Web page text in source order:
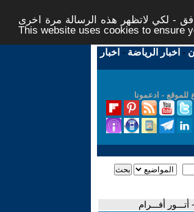
- لكي لاتظهر هذه الرسالة مرة اخرى -
This website uses cookies to ensure
- اخبار الرياضة - اخبار
للموقع - ادعمونا
أفـــرام